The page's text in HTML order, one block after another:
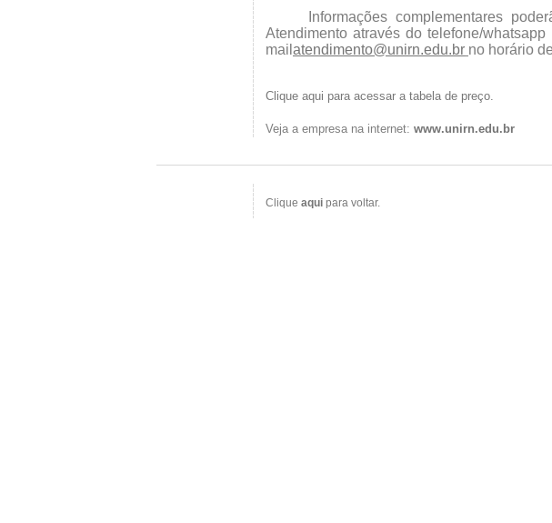
Informações complementares
Atendimento através do telefone/
mail atendimento@unirn.edu.br no horário
Clique aqui para acessar a tabela de preço.
Veja a empresa na internet: www.unirn.edu.br
Clique aqui para voltar.